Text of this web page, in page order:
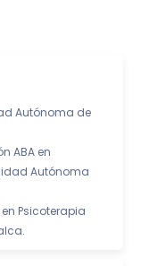
Autónoma de
ABA en
Autónoma
Psicoterapia